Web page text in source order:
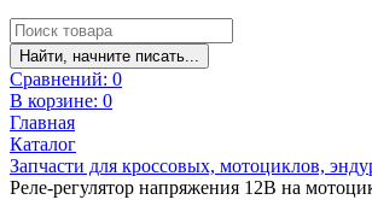
Найти, начните писать...
Сравнений: 0
В корзине: 0
Главная
Каталог
Запчасти для кроссовых, мотоциклов,
Реле-регулятор напряжения 12В на